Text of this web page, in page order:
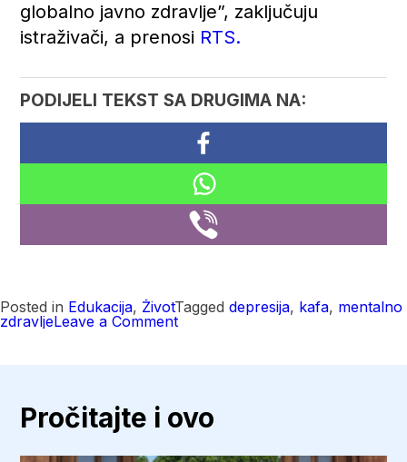
globalno javno zdravlje”, zaključuju
istraživači, a prenosi RTS.
PODIJELI TEKST SA DRUGIMA NA:
Posted in Edukacija, ŽivotTagged depresija, kafa, mentalno
zdravljeLeave a Commenton
idealna
količina
dnevno
Pročitajte i ovo